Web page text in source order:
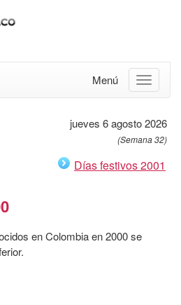
Menú
jueves 6 agosto 2026
(Semana 32)
Días festivos 2001
en Colombia en 2000 se